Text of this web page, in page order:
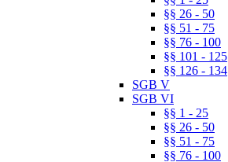
§§ 26 - 50
§§ 51 - 75
§§ 76 - 100
§§ 101 - 125
§§ 126 - 134
SGB V
SGB VI
§§ 1 - 25
§§ 26 - 50
§§ 51 - 75
§§ 76 - 100